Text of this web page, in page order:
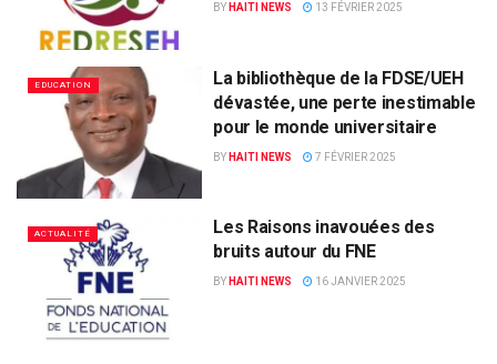
BY HAITI NEWS 13 FÉVRIER 2025
EDUCATION
La bibliothèque de la FDSE/UEH
dévastée, une perte inestimable
pour le monde universitaire
BY HAITI NEWS 7 FÉVRIER 2025
ACTUALITÉ
Les Raisons inavouées des
bruits autour du FNE
BY HAITI NEWS 16 JANVIER 2025